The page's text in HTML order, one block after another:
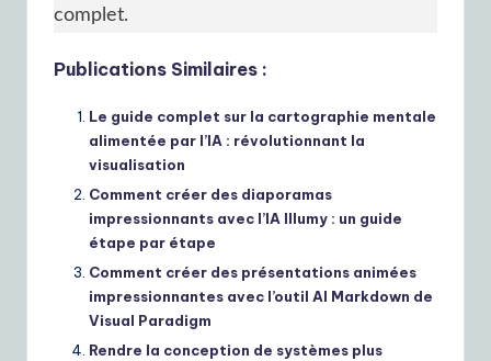
complet.
Publications Similaires :
Le guide complet sur la cartographie mentale
alimentée par l’IA : révolutionnant la
visualisation
Comment créer des diaporamas
impressionnants avec l’IA Illumy : un guide
étape par étape
Comment créer des présentations animées
impressionnantes avec l’outil AI Markdown de
Visual Paradigm
Rendre la conception de systèmes plus